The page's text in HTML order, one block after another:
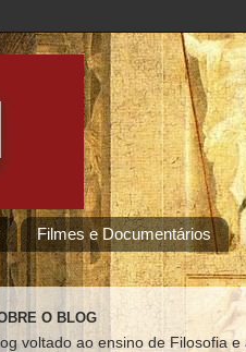
Filmes e Documentários
O BLOG
voltado ao ensino de Filosofia e